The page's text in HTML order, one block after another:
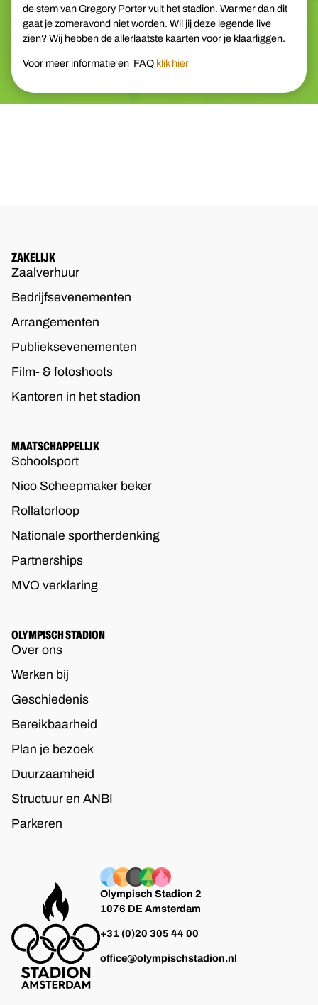
de stem van Gregory Porter vult het stadion. Warmer dan dit
gaat je zomeravond niet worden. Wil jij deze legende live
zien? Wij hebben de allerlaatste kaarten voor je klaarliggen.
Voor meer informatie en FAQ klik hier
ZAKELIJK
Zaalverhuur
Bedrijfsevenementen
Arrangementen
Publieksevenementen
Film- & fotoshoots
Kantoren in het stadion
MAATSCHAPPELIJK
Schoolsport
Nico Scheepmaker beker
Rollatorloop
Nationale sportherdenking
Partnerships
MVO verklaring
OLYMPISCH STADION
Over ons
Werken bij
Geschiedenis
Bereikbaarheid
Plan je bezoek
Duurzaamheid
Structuur en ANBI
Parkeren
Olympisch Stadion 2
1076 DE Amsterdam
+31 (0)20 305 44 00
office@olympischstadion.nl